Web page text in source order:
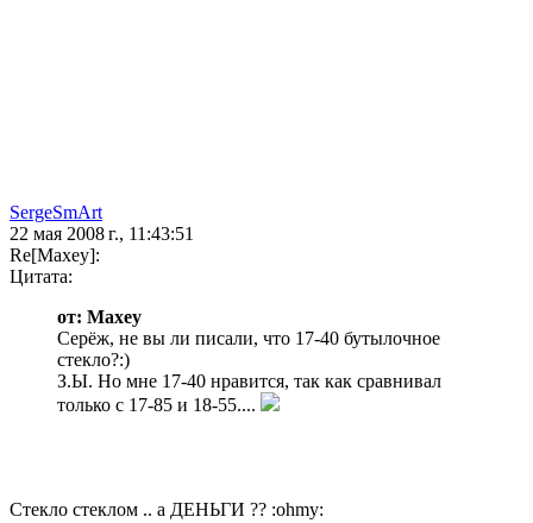
SergeSmArt
22 мая 2008 г., 11:43:51
Re[Maxey]:
Цитата:
от: Maxey
Серёж, не вы ли писали, что 17-40 бутылочное
стекло?:)
З.Ы. Но мне 17-40 нравится, так как сравнивал
только с 17-85 и 18-55....
Стекло стеклом .. а ДЕНЬГИ ?? :ohmy: